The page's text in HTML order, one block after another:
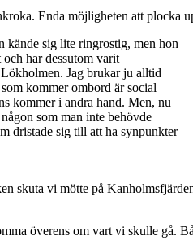
Enda möjligheten att plocka
kände sig lite ringrostig, men hon
har dessutom varit
Jag brukar ju alltid
kommer ombord är social
kommer i andra hand. Men, nu
som man inte behövde
dristade sig till att ha synpunkter
skuta vi mötte på
överens om vart vi skulle gå.